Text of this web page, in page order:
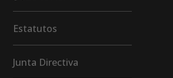
Estatutos
Junta Directiva